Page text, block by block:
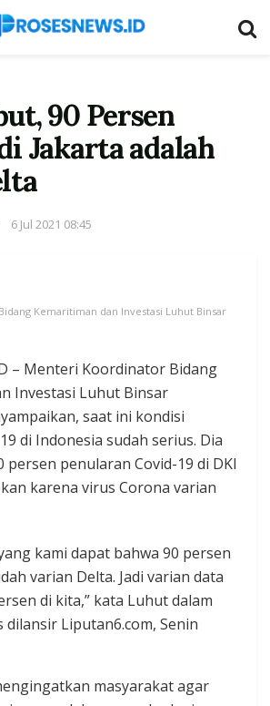
90 Persen
Jakarta adalah
6 Jul 2021 08:45
Kemaritiman dan Investasi Luhut Binsar
– Menteri Koordinator Bidang
Investasi Luhut Binsar
saat ini kondisi
di Indonesia sudah serius. Dia
persen penularan Covid-19 di DKI
karena virus Corona varian
kami dapat bahwa 90 persen
varian Delta. Jadi varian data
di kita,” kata Luhut dalam
Liputan6.com, Senin
masyarakat agar